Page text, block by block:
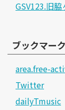
GSV123.旧脇
ブックマーク
area.free-
Twitter
dailyTmusic